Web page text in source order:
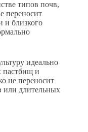
типов почв,
переносит
и близкого
идеально
пастбищ и
не переносит
или длительных